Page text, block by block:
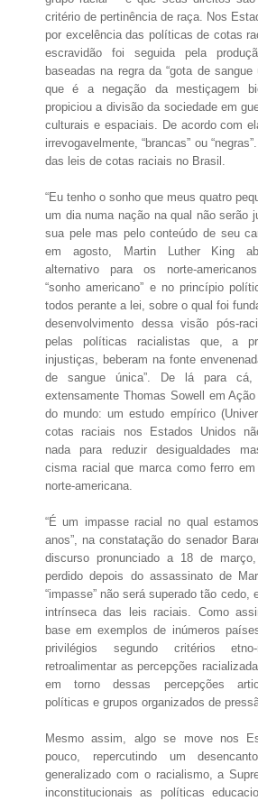
critério de pertinência de raça. Nos
por excelência das políticas de cotas
escravidão foi seguida pela
baseadas na regra da “gota de sangue
que é a negação da mestiçagem
propiciou a divisão da sociedade em
culturais e espaciais. De acordo com
irrevogavelmente, “brancas” ou
das leis de cotas raciais no Brasil.
“Eu tenho o sonho que meus quatro
um dia numa nação na qual não serão
sua pele mas pelo conteúdo de seu
em agosto, Martin Luther King
alternativo para os norte-
“sonho americano” e no princípio
todos perante a lei, sobre o qual foi
desenvolvimento dessa visão pós-
pelas políticas racialistas que, a
injustiças, beberam na fonte
de sangue única”. De lá para cá,
extensamente Thomas Sowell em
do mundo: um estudo empírico
cotas raciais nos Estados Unidos
nada para reduzir desigualdades
cisma racial que marca como ferro
norte-americana.
“É um impasse racial no qual
anos”, na constatação do senador
discurso pronunciado a 18 de
perdido depois do assassinato de
“impasse” não será superado tão cedo,
intrínseca das leis raciais. Como
base em exemplos de inúmeros
privilégios segundo critérios
retroalimentar as percepções
em torno dessas percepções
políticas e grupos organizados de
Mesmo assim, algo se move nos
pouco, repercutindo um
generalizado com o racialismo, a
inconstitucionais as políticas